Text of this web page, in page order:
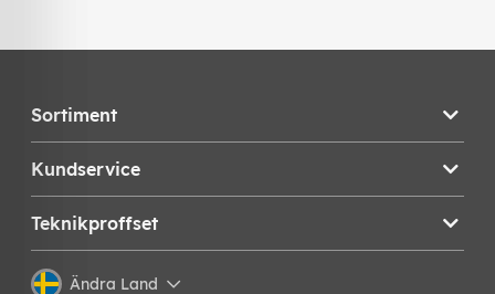
Sortiment
Kundservice
Teknikproffset
Ändra Land